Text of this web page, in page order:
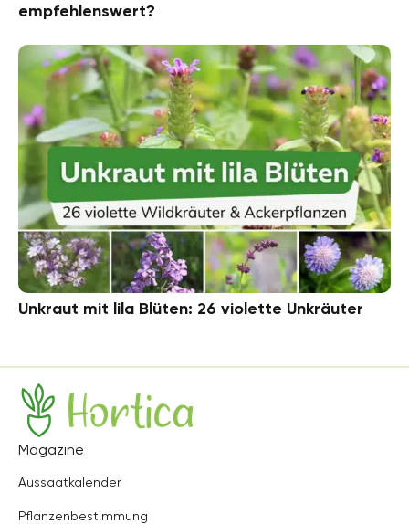
empfehlenswert?
Unkraut mit lila Blüten: 26 violette Unkräuter
Hortica
Magazine
Aussaatkalender
Pflanzenbestimmung